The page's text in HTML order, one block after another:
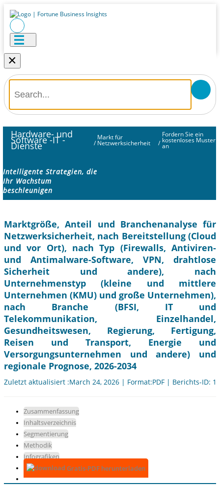
×
Hardware- und
Software -IT -
Dienste /
Markt für
Netzwerksicherheit /
Fordern Sie ein
kostenloses Muster
an
Intelligente Strategien, die
Ihr Wachstum
beschleunigen
Marktgröße, Anteil und Branchenanalyse für
Netzwerksicherheit, nach Bereitstellung (Cloud
und vor Ort), nach Typ (Firewalls, Antiviren-
und Antimalware-Software, VPN, drahtlose
Sicherheit und andere), nach
Unternehmenstyp (kleine und mittlere
Unternehmen (KMU) und große Unternehmen),
nach Branche (BFSI, IT und
Telekommunikation, Einzelhandel,
Gesundheitswesen, Regierung, Fertigung,
Reisen und Transport, Energie und
Versorgungsunternehmen und andere) und
regionale Prognose, 2026-2034
Zuletzt aktualisiert :March 24, 2026 | Format:PDF | Berichts-ID:
Zusammenfassung
Inhaltsverzeichnis
Segmentierung
Methodik
Infografiken
Gratis-PDF herunterladen